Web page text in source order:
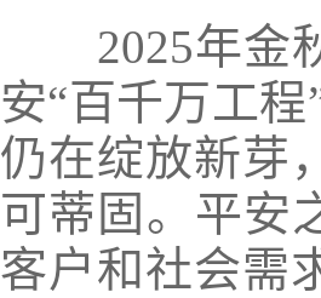
2025年金
安“百千万工
仍在绽放新芽
可蒂固 。 平安
客户和社会需